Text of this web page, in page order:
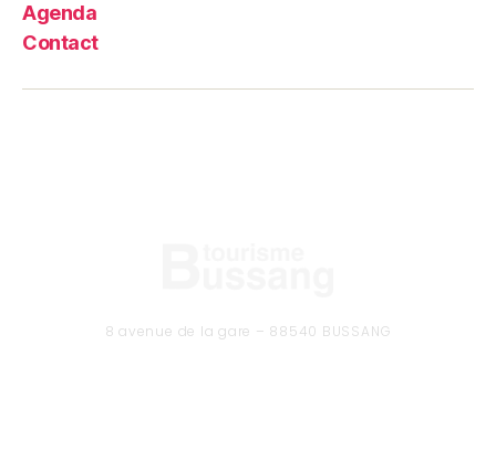
Agenda
Contact
8 avenue de la gare – 88540 BUSSANG